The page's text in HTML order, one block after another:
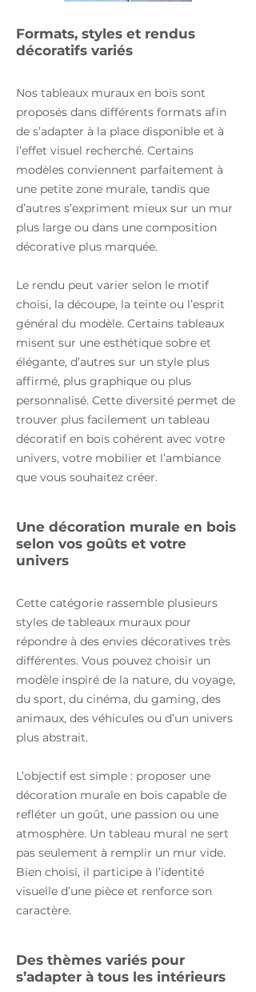
Formats, styles et rendus
décoratifs variés
Nos tableaux muraux en bois sont
proposés dans différents formats afin
de s’adapter à la place disponible et à
l’effet visuel recherché. Certains
modèles conviennent parfaitement à
une petite zone murale, tandis que
d’autres s’expriment mieux sur un mur
plus large ou dans une composition
décorative plus marquée.
Le rendu peut varier selon le motif
choisi, la découpe, la teinte ou l’esprit
général du modèle. Certains tableaux
misent sur une esthétique sobre et
élégante, d’autres sur un style plus
affirmé, plus graphique ou plus
personnalisé. Cette diversité permet de
trouver plus facilement un tableau
décoratif en bois cohérent avec votre
univers, votre mobilier et l’ambiance
que vous souhaitez créer.
Une décoration murale en bois
selon vos goûts et votre
univers
Cette catégorie rassemble plusieurs
styles de tableaux muraux pour
répondre à des envies décoratives très
différentes. Vous pouvez choisir un
modèle inspiré de la nature, du voyage,
du sport, du cinéma, du gaming, des
animaux, des véhicules ou d’un univers
plus abstrait.
L’objectif est simple : proposer une
décoration murale en bois capable de
refléter un goût, une passion ou une
atmosphère. Un tableau mural ne sert
pas seulement à remplir un mur vide.
Bien choisi, il participe à l’identité
visuelle d’une pièce et renforce son
caractère.
Des thèmes variés pour
s’adapter à tous les intérieurs